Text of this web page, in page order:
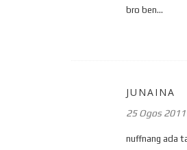
bro ben...
JUNAINA
25 Ogos
nuffnang ada